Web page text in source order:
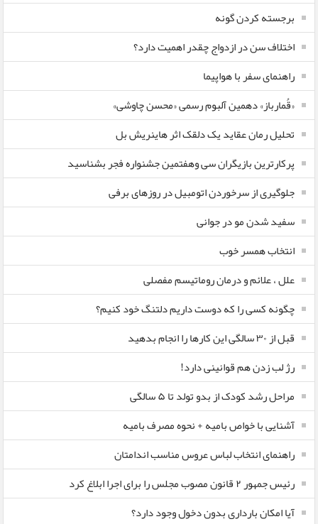
برجسته کردن گونه
اختلاف سن در ازدواج چقدر اهمیت دارد؟
راهنمای سفر با هواپیما
«قُمارباز» دهمین آلبوم رسمی «محسن چاوشی»
تحلیل رمان عقاید یک دلقک اثر هاینریش بل
پرکارترین بازیگران سی وهفتمین جشنواره فجر بشناسید
جلوگیری از سرخوردن اتومبیل در روزهای برفی
سفید شدن مو در جوانی
انتخاب همسر خوب
علل ، علائم و درمان روماتیسم مفصلی
چگونه کسی را که دوست داریم دلتنگ خود کنیم؟
قبل از ۳۰ سالگی این کارها را انجام بدهید
رژ لب زدن هم قوانینی دارد!
مراحل رشد کودک از بدو تولد تا ۵ سالگی
آشنایی با خواص بامیه + نحوه مصرف بامیه
راهنمای انتخاب لباس عروس مناسب اندامتان
رئیس جمهور ۲ قانون مصوب مجلس را برای اجرا ابلاغ کرد
آیا امکان بارداری بدون دخول وجود دارد؟